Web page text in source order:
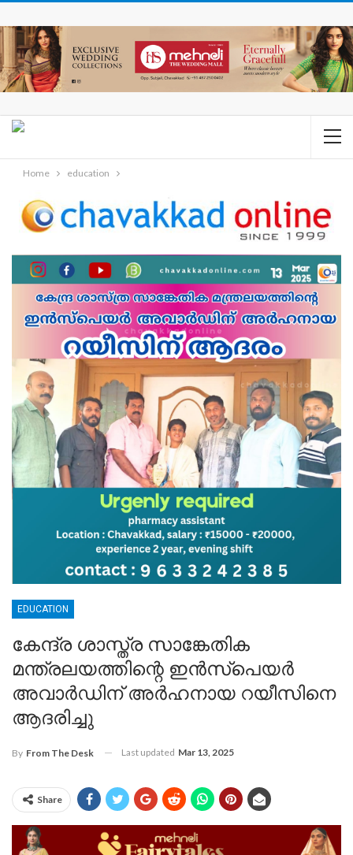
Home education
EDUCATION
കേന്ദ്ര ശാസ്ത്ര സാങ്കേതിക
മന്ത്രലയത്തിന്റെ ഇൻസ്‌പെയർ
അവാർഡിന് അർഹനായ റയീസിനെ
ആദരിച്ചു
By From The Desk Last updated Mar 13, 2025
Share